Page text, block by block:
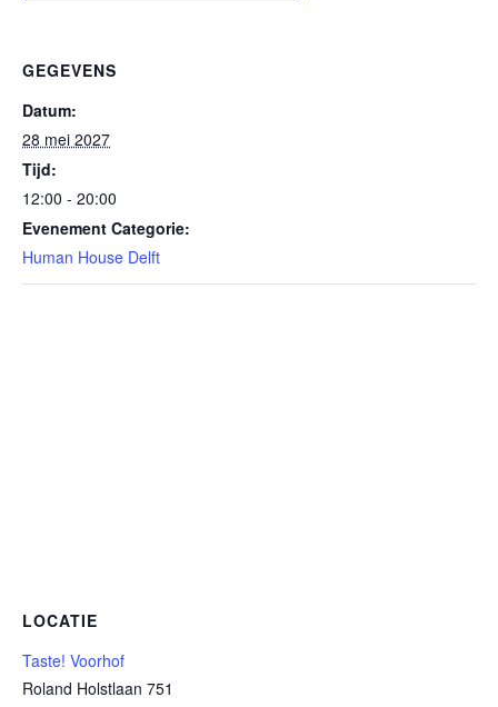
GEGEVENS
Datum:
28 mei 2027
Tijd:
12:00 - 20:00
Evenement Categorie:
Human House Delft
LOCATIE
Taste! Voorhof
Roland Holstlaan 751